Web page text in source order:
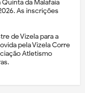
Quinta da Malafaia
As inscrições
de Vizela para a
pela Vizela Corre
Atletismo